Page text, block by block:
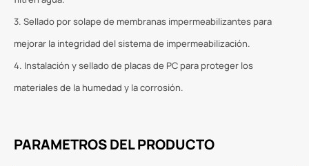
3. Sellado por solape de membranas impermeabilizantes para
mejorar la integridad del sistema de impermeabilización.
4. Instalación y sellado de placas de PC para proteger los
materiales de la humedad y la corrosión.
PARAMETROS DEL PRODUCTO